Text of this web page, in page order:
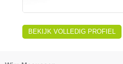
BEKIJK VOLLEDIG PROFIEL